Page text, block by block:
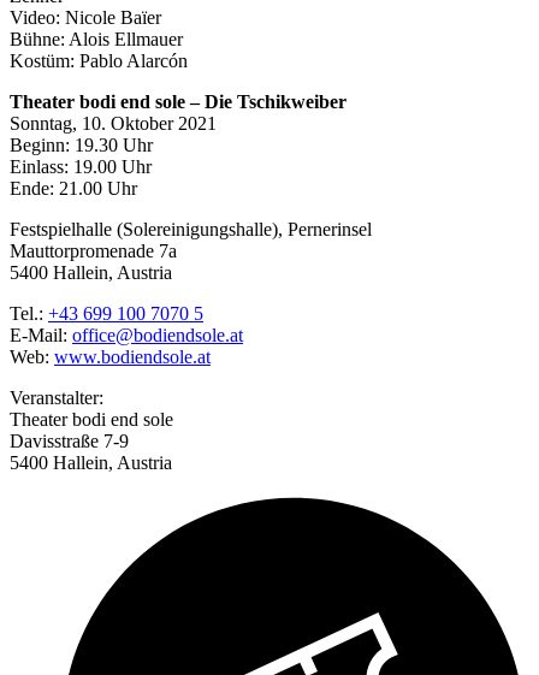
Video: Nicole Baïer
Bühne: Alois Ellmauer
Kostüm: Pablo Alarcón
Theater bodi end sole – Die Tschikweiber
Sonntag, 10. Oktober 2021
Beginn: 19.30 Uhr
Einlass: 19.00 Uhr
Ende: 21.00 Uhr
Festspielhalle (Solereinigungshalle), Pernerinsel
Mauttorpromenade 7a
5400 Hallein, Austria
Tel.: +43 699 100 7070 5
E-Mail: office@bodiendsole.at
Web: www.bodiendsole.at
Veranstalter:
Theater bodi end sole
Davisstraße 7-9
5400 Hallein, Austria